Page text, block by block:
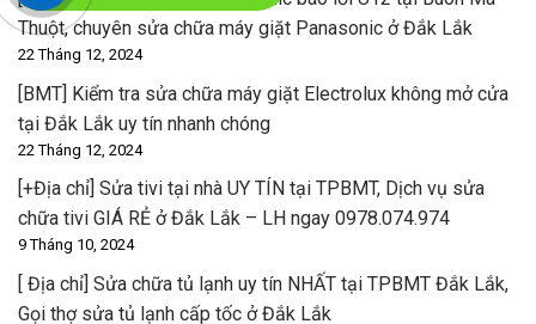
Thuột, chuyên sửa chữa máy giặt Panasonic ở Đắk Lắk
22 Tháng 12, 2024
[BMT] Kiểm tra sửa chữa máy giặt Electrolux không mở cửa
tại Đắk Lắk uy tín nhanh chóng
22 Tháng 12, 2024
[+Địa chỉ] Sửa tivi tại nhà UY TÍN tại TPBMT, Dịch vụ sửa
chữa tivi GIÁ RẺ ở Đắk Lắk – LH ngay 0978.074.974
9 Tháng 10, 2024
[ Địa chỉ] Sửa chữa tủ lạnh uy tín NHẤT tại TPBMT Đắk Lắk,
Gọi thợ sửa tủ lạnh cấp tốc ở Đắk Lắk